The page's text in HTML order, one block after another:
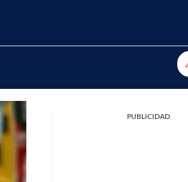
PUBLICIDAD